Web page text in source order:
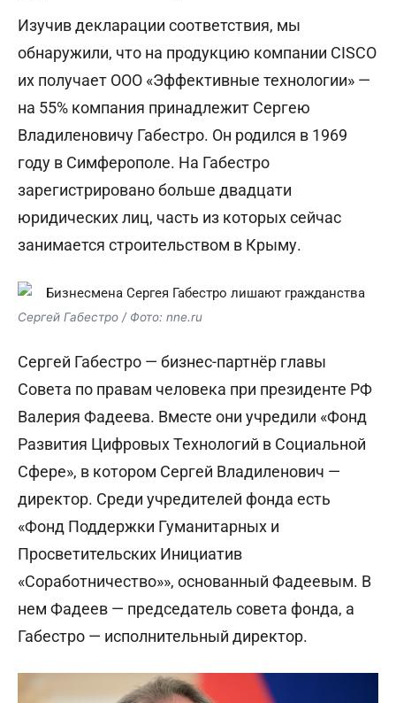
Изучив декларации соответствия, мы
обнаружили, что на продукцию компании CISCO
их получает ООО «Эффективные технологии» —
на 55% компания принадлежит Сергею
Владиленовичу Габестро. Он родился в 1969
году в Симферополе. На Габестро
зарегистрировано больше двадцати
юридических лиц, часть из которых сейчас
занимается строительством в Крыму.
Сергей Габестро / Фото: nne.ru
Сергей Габестро — бизнес-партнёр главы
Совета по правам человека при президенте РФ
Валерия Фадеева. Вместе они учредили «Фонд
Развития Цифровых Технологий в Социальной
Сфере», в котором Сергей Владиленович —
директор. Среди учредителей фонда есть
«Фонд Поддержки Гуманитарных и
Просветительских Инициатив
«Соработничество»», основанный Фадеевым. В
нем Фадеев — председатель совета фонда, а
Габестро — исполнительный директор.